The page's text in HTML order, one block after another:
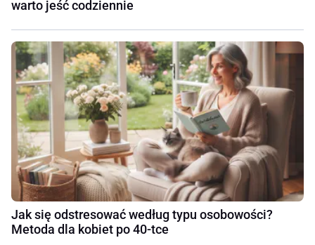
warto jeść codziennie
Jak się odstresować według typu osobowości?
Metoda dla kobiet po 40-tce